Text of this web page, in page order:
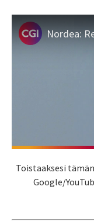
Nordea:
Toistaaksesi
Google/